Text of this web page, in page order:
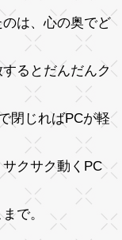
は、心の奥でど
るとだんだんク
閉じればPCが軽
クサク動くPC
ここまで。